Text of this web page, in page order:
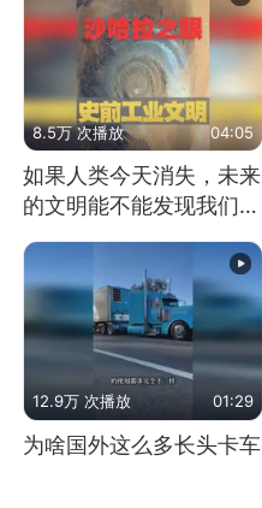
8.5万 次播放 04:05
如果人类今天消失，未来
的文明能不能发现我们存
12.9万 次播放 01:29
为啥国外这么多长头卡车